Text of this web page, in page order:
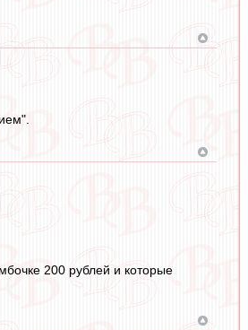
200 рублей и которые